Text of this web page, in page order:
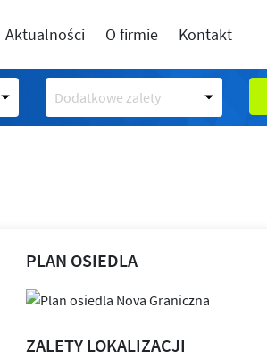
Aktualności O firmie Kontakt
Dodatkowe zalety
PLAN OSIEDLA
ZALETY LOKALIZACJI